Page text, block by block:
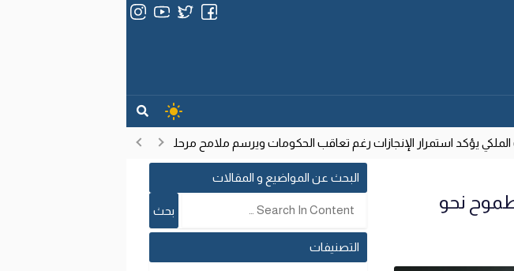
استمرار الإنجازات رغم تعاقب الحكومات ويرسم ملامح مرحلة تنموية جديدة
نحو
البحث عن المواضيع و المقالات
التصنيفات